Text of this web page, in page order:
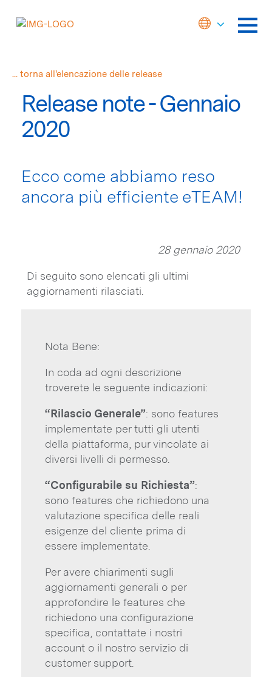
Release note - Gennaio
2020
Ecco come abbiamo reso
ancora più efficiente eTEAM!
28 gennaio 2020
Di seguito sono elencati gli ultimi
aggiornamenti rilasciati.
Nota Bene:
In coda ad ogni descrizione
troverete le seguente indicazioni:
“Rilascio Generale”: sono features
implementate per tutti gli utenti
della piattaforma, pur vincolate ai
diversi livelli di permesso.
“Configurabile su Richiesta”:
sono features che richiedono una
valutazione specifica delle reali
esigenze del cliente prima di
essere implementate.
Per avere chiarimenti sugli
aggiornamenti generali o per
approfondire le features che
richiedono una configurazione
specifica, contattate i nostri
account o il nostro servizio di
customer support.
... torna all'elencazione delle release